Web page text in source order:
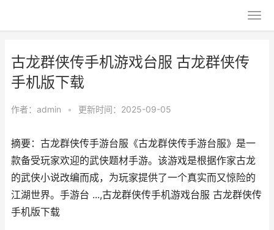
古龙群侠传手机游戏台服 古龙群侠传
手机版下载
作者： admin • 更新时间：2025-09-05
摘要：古龙群侠传手游台服《古龙群侠传手游台服》是一
款备受玩家欢迎的武侠题材手游。该游戏是根据作家古龙
的武侠小说改编而成，为玩家提供了一个真实而又惊险的
江湖世界。手游台 ...,古龙群侠传手机游戏台服 古龙群侠传
手机版下载